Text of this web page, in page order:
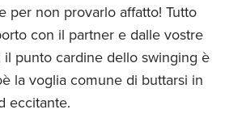
per non provarlo affatto! Tutto
con il partner e dalle vostre
punto cardine dello swinging è
la voglia comune di buttarsi in
eccitante.